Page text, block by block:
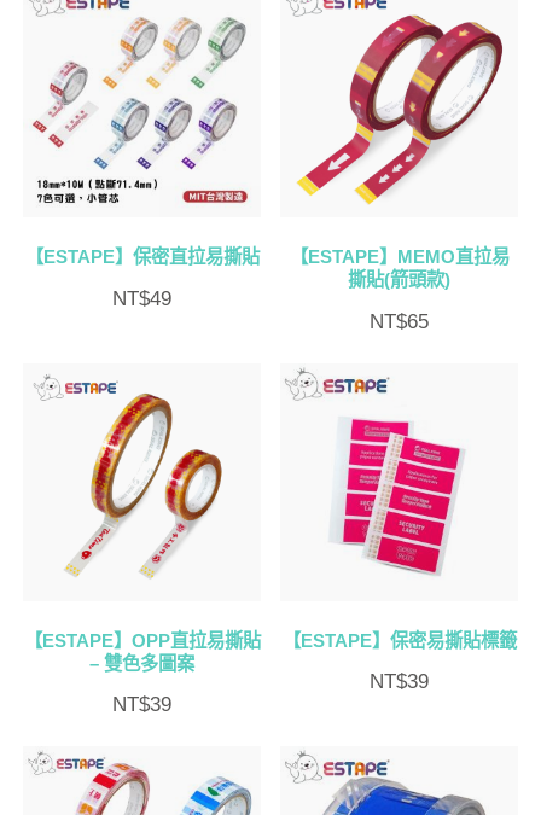
【ESTAPE】保密直拉易撕貼
NT$49
【ESTAPE】MEMO直拉易
撕貼(箭頭款)
NT$65
【ESTAPE】OPP直拉易撕貼
– 雙色多圖案
NT$39
【ESTAPE】保密易撕貼標籤
NT$39